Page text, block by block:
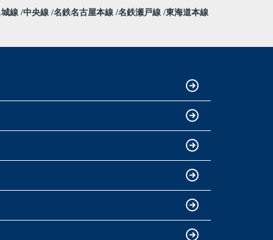
線 中央線 名鉄名古屋本線 名鉄瀬戸線 東海道本線